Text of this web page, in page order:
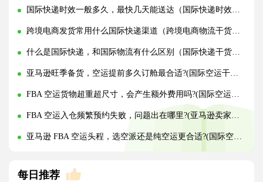
国际快递时效一般多久，最快几天能送达（国际快递时效详解）
跨境电商发货常用什么国际快递渠道（跨境电商物流干货知识分享）
什么是国际快递，和国际物流有什么区别（国际快递干货知识分享）
亚马逊旺季备货，空运提前多久订舱最合适?(国际空运干货知识分享)
FBA 空运货物超重超尺寸，会产生额外费用吗?(国际空运干货知识分享)
FBA 空运入仓频繁预约失败，问题出在哪里?(亚马逊卖家请注意)
亚马逊 FBA 空运头程，选空派还是纯空运更合适?(国际空运干货知识分享)
每日推荐